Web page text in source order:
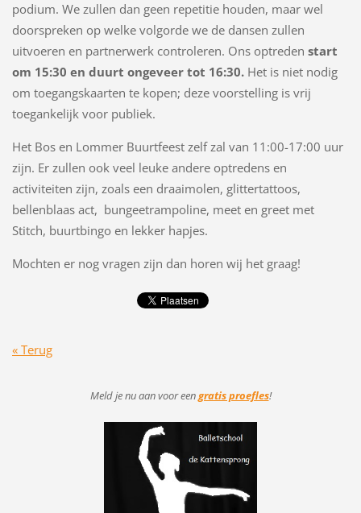
podium. We zullen dan geen repetitie houden, maar wel
doorspreken op welke volgorde we de dansen zullen
uitvoeren en partnerwerk controleren. Ons optreden start
om 15:30 en duurt ongeveer tot 16:30.Het is niet nodig
om toegangskaarten te kopen; deze voorstelling is vrij
toegankelijk voor publiek.
Het Bos en Lommer Buurtfeest zelf zal van 11:00-17:00 uur
zijn. Er zullen ook veel leuke andere optredens en
activiteiten zijn, zoals een draaimolen, glittertattoos,
bellenblaas act, bungeetrampoline, meet en greet met
Stitch, buurtbingo en lekker hapjes.
Mochten er nog vragen zijn dan horen wij het graag!
« Terug
Meld je nu aan vooreengratis proefles!